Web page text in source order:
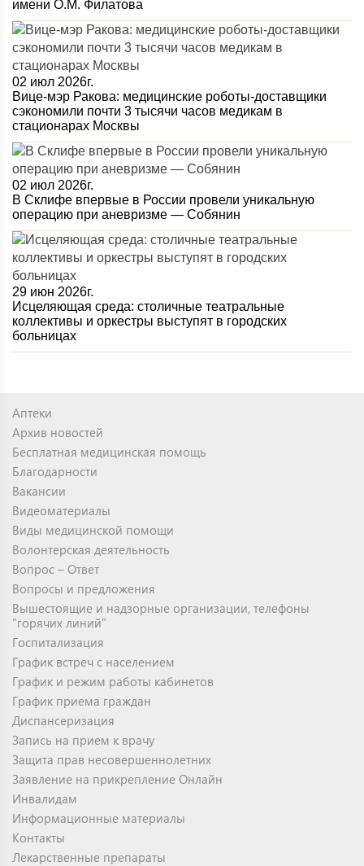
имени О.М. Филатова
02 июл 2026г.
Вице-мэр Ракова: медицинские роботы-доставщики
сэкономили почти 3 тысячи часов медикам в
стационарах Москвы
02 июл 2026г.
В Склифе впервые в России провели уникальную
операцию при аневризме — Собянин
29 июн 2026г.
Исцеляющая среда: столичные театральные
коллективы и оркестры выступят в городских
больницах
Аптеки
Архив новостей
Бесплатная медицинская помощь
Благодарности
Вакансии
Видеоматериалы
Виды медицинской помощи
Волонтерская деятельность
Вопрос – Ответ
Вопросы и предложения
Вышестоящие и надзорные организации, телефоны
"горячих линий"
Госпитализация
График встреч с населением
График и режим работы кабинетов
График приема граждан
Диспансеризация
Запись на прием к врачу
Защита прав несовершеннолетних
Заявление на прикрепление Онлайн
Инвалидам
Информационные материалы
Контакты
Лекарственные препараты